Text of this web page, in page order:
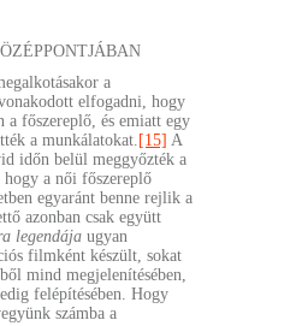
a
elfogadni, hogy
főszereplő, és emiatt egy
a munkálatokat.[15] A
időn belül meggyőzték a
hogy a női főszereplő
egyaránt benne rejlik a
azonban csak együtt
legendája ugyan
filmként készült, sokat
mind megjelenítésében,
felépítésében. Hogy
számba a